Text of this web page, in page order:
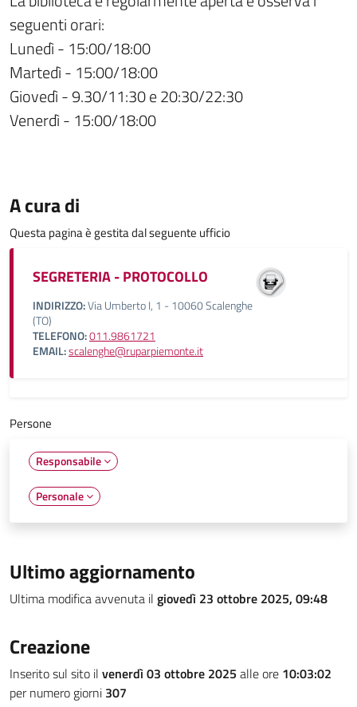
seguenti orari:
Lunedì - 15:00/18:00
Martedì - 15:00/18:00
Giovedì - 9.30/11:30 e 20:30/22:30
Venerdì - 15:00/18:00
A cura di
Questa pagina è gestita dal seguente ufficio
SEGRETERIA - PROTOCOLLO
INDIRIZZO:Via Umberto I, 1 - 10060 Scalenghe
(TO)
TELEFONO:011.9861721
EMAIL:scalenghe@ruparpiemonte.it
Persone
Responsabile
Personale
Ultimo aggiornamento
Ultima modifica avvenuta il giovedì 23 ottobre 2025, 09:48
Creazione
Inserito sul sito il venerdì 03 ottobre 2025 alle ore 10:03:02
per numero giorni 307